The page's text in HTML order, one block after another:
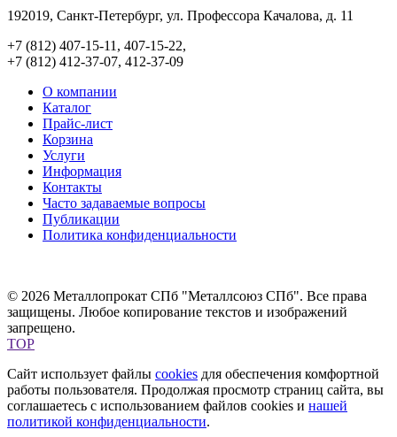
192019, Санкт-Петербург, ул. Профессора Качалова, д. 11
+7 (812) 407-15-11, 407-15-22,
+7 (812) 412-37-07, 412-37-09
О компании
Каталог
Прайс-лист
Корзина
Услуги
Информация
Контакты
Часто задаваемые вопросы
Публикации
Политика конфиденциальности
© 2026 Металлопрокат СПб "Металлсоюз СПб". Все права
защищены. Любое копирование текстов и изображений
запрещено.
TOP
Сайт использует файлы cookies для обеспечения комфортной
работы пользователя. Продолжая просмотр страниц сайта, вы
соглашаетесь с использованием файлов cookies и нашей
политикой конфиденциальности.